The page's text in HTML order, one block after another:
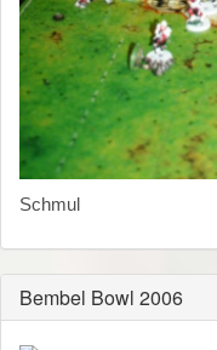
Schmul
Bembel Bowl 2006